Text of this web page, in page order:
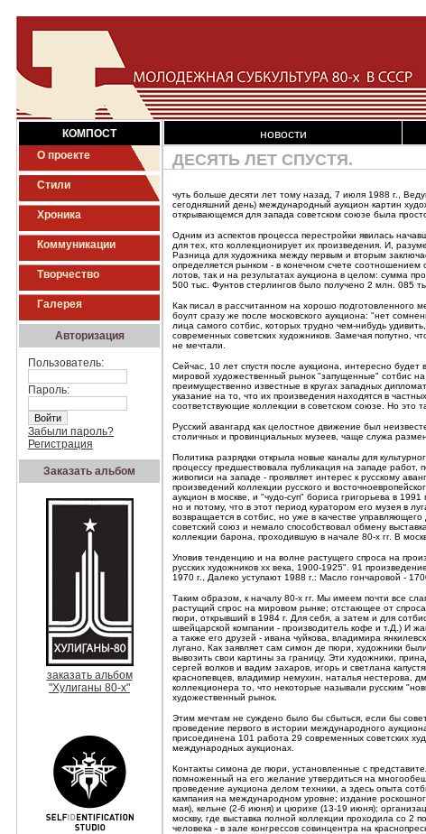
КОМПОСТ
О проекте
Стили
Хроника
Коммуникации
Творчество
Галерея
Авторизация
Пользователь:
Пароль:
Забыли пароль?
Регистрация
Заказать альбом
заказать альбом
"Хулиганы 80-х"
новости
ДЕСЯТЬ ЛЕТ СПУСТЯ.
чуть больше десяти лет тому назад, 7 июля 1988 г.,
сегодняшний день) международный аукцион картин
открывающемся для запада советском союзе была
Одним из аспектов процесса перестройки явилась
для тех, кто коллекционирует их произведения. И,
Разница для художника между первым и вторым
определяется рынком - в конечном счете
лотов, так и на результатах аукциона в целом: сумма
500 тыс. Фунтов стерлингов было получено 2 млн. 085
Как писал в рассчитанном на хорошо подготовленного
боулт сразу же после московского аукциона: "нет
лица самого сотбис, которых трудно чем-нибудь
современных советских художников. Замечая попутно,
не мечтали.
Сейчас, 10 лет спустя после аукциона, интересно будет
мировой художественный рынок "запущенные" сотбис
преимущественно известные в кругах западных
указание на то, что их произведения находятся в
соответствующие коллекции в советском союзе. Но это
Русский авангард как целостное движение был
столичных и провинциальных музеев, чаще служа
Политика разрядки открыла новые каналы для
процессу предшествовала публикация на западе
живописи на западе - проявляет интерес к русскому
произведений коллекции русского и
аукцион в москве, и "чудо-суп" бориса григорьева в
но и потому, что в этот период куратором его музея в
возвращается в сотбис, но уже в качестве
советский союз и немало способствовал обмену
коллекции барона, проходившую в начале 80-х гг. В
Уловив тенденцию и на волне растущего спроса на
русских художников хх века, 1900-1925". 91
1970 г., Далеко уступают 1988 г.: Масло гончаровой -
Таким образом, к началу 80-х гг. Мы имеем почти все
растущий спрос на мировом рынке; отстающее от
пюри, открывший в 1984 г. Для себя, а затем и для
швейцарской компании - производитель кофе и т.Д.) И
а также его друзей - ивана чуйкова, владимира
лугано. Как заявляет сам симон де пюри, художники
вывозить свои картины за границу. Эти художники,
сергей волков и вадим захаров, игорь и светлана
краснопевцев, владимир немухин, наталья нестерова,
коллекционера то, что некоторые называли русским
художественный рынок.
Этим мечтам не суждено было бы сбыться, если бы
проведение первого в истории международного
присоединена 101 работа 29 современных советских
международных аукционах.
Контакты симона де пюри, установленные с
помноженный на его желание утвердиться на
проведение аукциона делом техники, а здесь опыта
кампания на международном уровне; издание
мая), кельне (2-6 июня) и цюрихе (13-19 июня);
москву, где выставка полной коллекции проходила со 2
человека - в зале конгрессов совинцентра на